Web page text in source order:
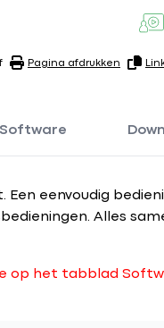
Pagina afdrukken
Software
eenvoudig
Alles
op het tabblad